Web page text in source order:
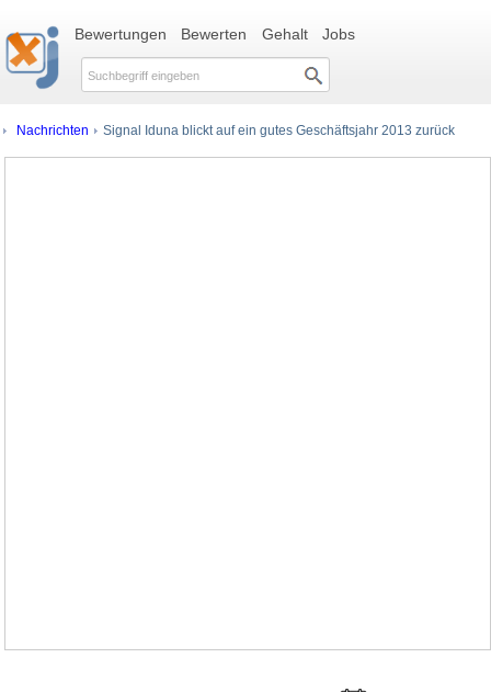
Bewertungen Bewerten Gehalt Jobs
Nachrichten Signal Iduna blickt auf ein gutes Geschäftsjahr 2013 zurück